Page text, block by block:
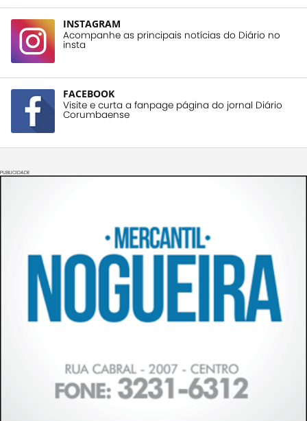
INSTAGRAM
Acompanhe as principais notícias do Diário no
insta
FACEBOOK
Visite e curta a fanpage página do jornal Diário
Corumbaense
PUBLICIDADE